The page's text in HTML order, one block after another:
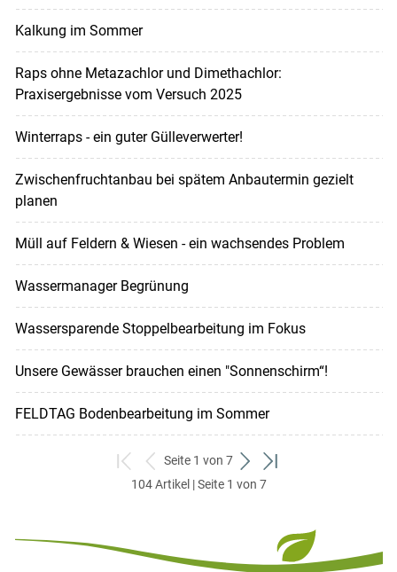
Kalkung im Sommer
Raps ohne Metazachlor und Dimethachlor:
Praxisergebnisse vom Versuch 2025
Winterraps - ein guter Gülleverwerter!
Zwischenfruchtanbau bei spätem Anbautermin gezielt
planen
Müll auf Feldern & Wiesen - ein wachsendes Problem
Wassermanager Begrünung
Wassersparende Stoppelbearbeitung im Fokus
Unsere Gewässer brauchen einen "Sonnenschirm“!
FELDTAG Bodenbearbeitung im Sommer
zum
ersten
zurück
zum
Seite 1 von 7
weiter
zum
zum
104 Artikel | Seite 1 von 7